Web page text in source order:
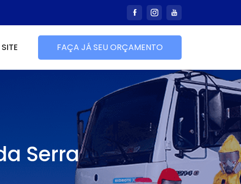
FAÇA JÁ SEU ORÇAMENTO
Serra